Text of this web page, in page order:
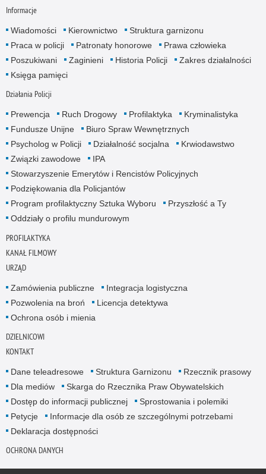
Informacje
Wiadomości Kierownictwo
Struktura garnizonu
Praca w policji
Patronaty honorowe
Prawa człowieka
Poszukiwani
Zaginieni Historia Policji
Zakres działalności
Księga pamięci
Działania Policji
Prewencja Ruch Drogowy Profilaktyka
Kryminalistyka
Fundusze Unijne
Biuro Spraw Wewnętrznych
Psycholog w Policji
Działalność socjalna
Krwiodawstwo
Związki zawodowe
IPA
Stowarzyszenie Emerytów i Rencistów Policyjnych
Podziękowania dla Policjantów
Program profilaktyczny Sztuka Wyboru
Przyszłość a Ty
Oddziały o profilu mundurowym
PROFILAKTYKA
KANAŁ FILMOWY
URZĄD
Zamówienia publiczne
Integracja logistyczna
Pozwolenia na broń
Licencja detektywa
Ochrona osób i mienia
DZIELNICOWI
KONTAKT
Dane teleadresowe Struktura Garnizonu
Rzecznik prasowy
Dla mediów
Skarga do Rzecznika Praw Obywatelskich
Dostęp do informacji publicznej
Sprostowania i polemiki
Petycje
Informacje dla osób ze szczególnymi potrzebami
Deklaracja dostępności
OCHRONA DANYCH